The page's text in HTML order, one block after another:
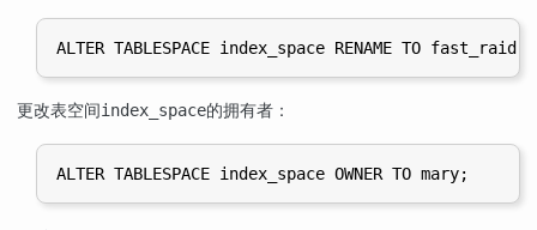
更改表空间index_space的拥有者：